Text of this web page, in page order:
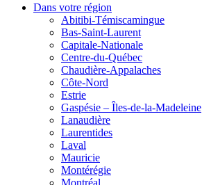
Dans votre région
Abitibi-Témiscamingue
Bas-Saint-Laurent
Capitale-Nationale
Centre-du-Québec
Chaudière-Appalaches
Côte-Nord
Estrie
Gaspésie – Îles-de-la-Madeleine
Lanaudière
Laurentides
Laval
Mauricie
Montérégie
Montréal